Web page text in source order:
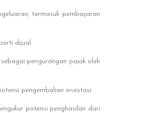
termasuk pembayaran
dijual.
pengurangan pajak oleh
pengembalian investasi.
potensi penghasilan dari